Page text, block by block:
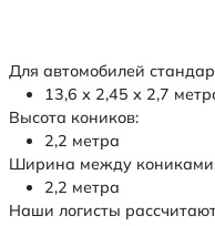
Для автомобилей
13,6 х 2,45 х 2,7
Высота коников:
2,2 метра
Ширина между
2,2 метра
Наши логисты